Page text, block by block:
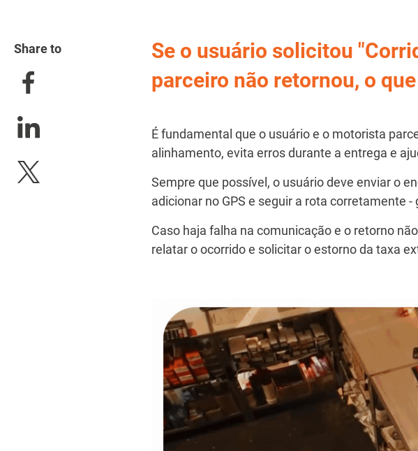
Se o usuário solicitou
parceiro não retornou, o
É fundamental que o usuário e o motorista
alinhamento, evita erros durante a entrega e
Sempre que possível, o usuário deve enviar o
adicionar no GPS e seguir a rota corretamente
Caso haja falha na comunicação e o retorno
relatar o ocorrido e solicitar o estorno da taxa
Share to